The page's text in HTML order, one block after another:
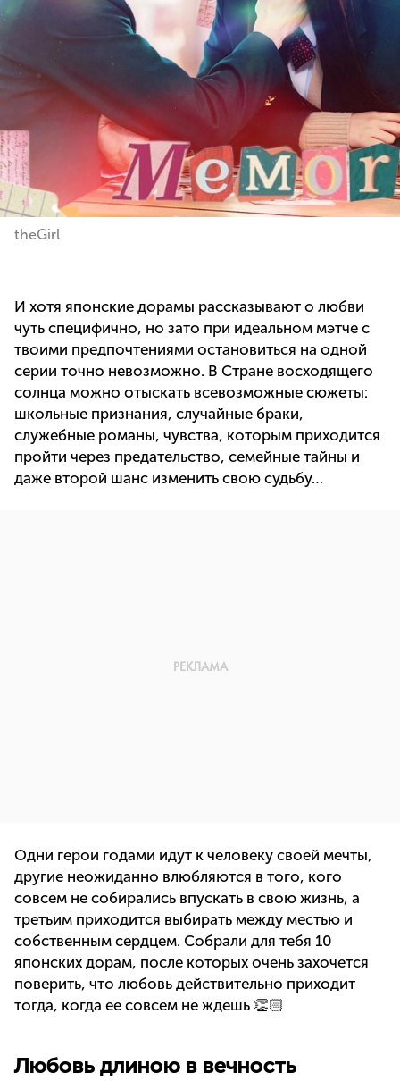
theGirl
И хотя японские дорамы рассказывают о любви
чуть специфично, но зато при идеальном мэтче с
твоими предпочтениями остановиться на одной
серии точно невозможно. В Стране восходящего
солнца можно отыскать всевозможные сюжеты:
школьные признания, случайные браки,
служебные романы, чувства, которым приходится
пройти через предательство, семейные тайны и
даже второй шанс изменить свою судьбу…
Одни герои годами идут к человеку своей мечты,
другие неожиданно влюбляются в того, кого
совсем не собирались впускать в свою жизнь, а
третьим приходится выбирать между местью и
собственным сердцем. Собрали для тебя 10
японских дорам, после которых очень захочется
поверить, что любовь действительно приходит
тогда, когда ее совсем не ждешь 👏🏻
Любовь длиною в вечность